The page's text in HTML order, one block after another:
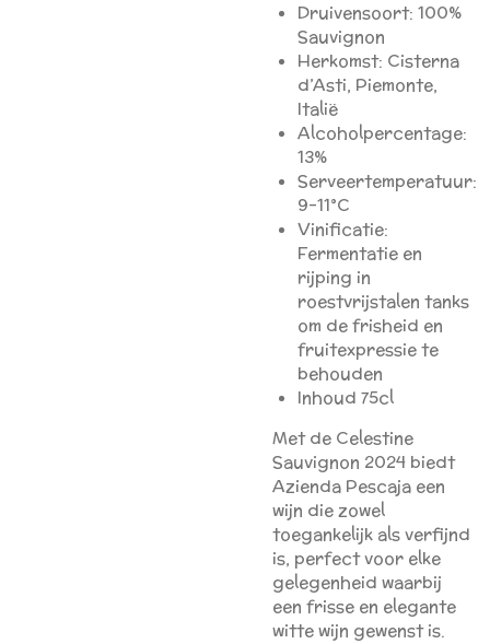
Druivensoort: 100%
Sauvignon
Herkomst: Cisterna
d’Asti, Piemonte,
Italië
Alcoholpercentage:
13%
Serveertemperatuur:
9–11°C
Vinificatie:
Fermentatie en
rijping in
roestvrijstalen tanks
om de frisheid en
fruitexpressie te
behouden
Inhoud 75cl
Met de Celestine
Sauvignon 2024 biedt
Azienda Pescaja een
wijn die zowel
toegankelijk als verfijnd
is, perfect voor elke
gelegenheid waarbij
een frisse en elegante
witte wijn gewenst is.